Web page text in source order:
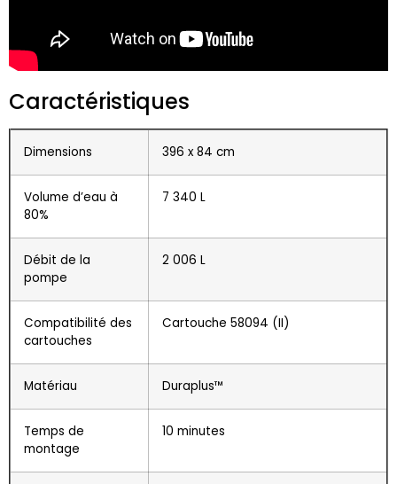
Caractéristiques
Dimensions 396 x 84 cm
Volume d’eau à
80%
7 340 L
Débit de la
pompe
2 006 L
Compatibilité des
cartouches
Cartouche 58094 (II)
Matériau Duraplus™
Temps de
montage
10 minutes